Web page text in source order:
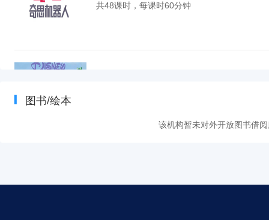
共48课时，每课时60分钟
适合人群：8+
图书/绘本
该机构暂未对外开放图书借